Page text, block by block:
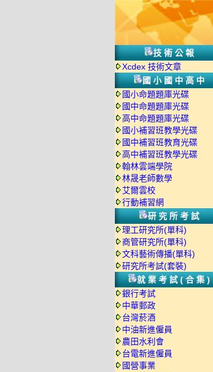
技術公報
Xcdex 技術文章
國小國中高中
國小命題題庫光碟
國中命題題庫光碟
高中命題題庫光碟
國小補習班教學光碟
國中補習班教育光碟
高中補習班教學光碟
翰林雲端學院
林晟老師數學
艾爾雲校
行動補習網
研究所考試
理工研究所(單科)
商管研究所(單科)
文科藝術傳播(單科)
研究所考試(套裝)
就業考試(合集)
銀行考試
中華郵政
台灣菸酒
中油新進僱員
農田水利會
台電新進僱員
國營事業